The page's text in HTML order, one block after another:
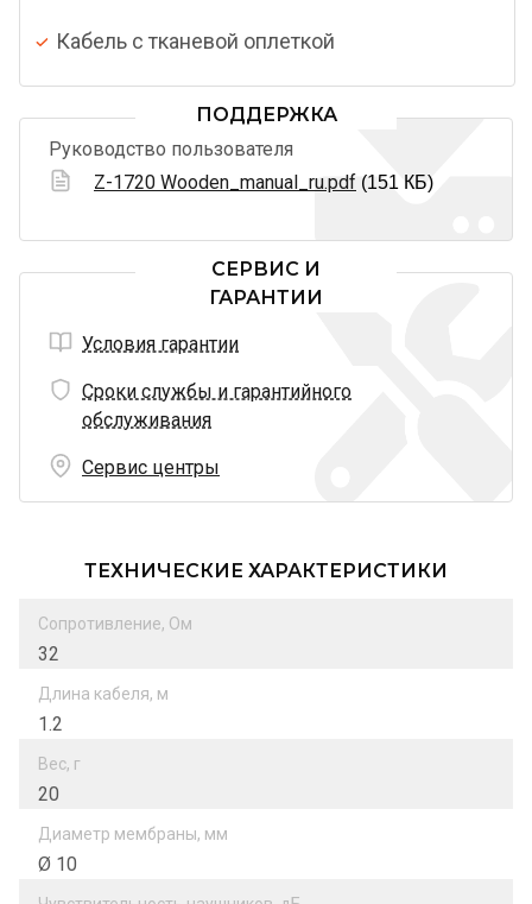
Кабель с тканевой оплеткой
ПОДДЕРЖКА
Руководство пользователя
Z-1720 Wooden_manual_ru.pdf (151 КБ)
СЕРВИС И
ГАРАНТИИ
Условия гарантии
Сроки службы и гарантийного
обслуживания
Сервис центры
ТЕХНИЧЕСКИЕ ХАРАКТЕРИСТИКИ
Сопротивление, Ом
32
Длина кабеля, м
1.2
Вес, г
20
Диаметр мембраны, мм
Ø 10